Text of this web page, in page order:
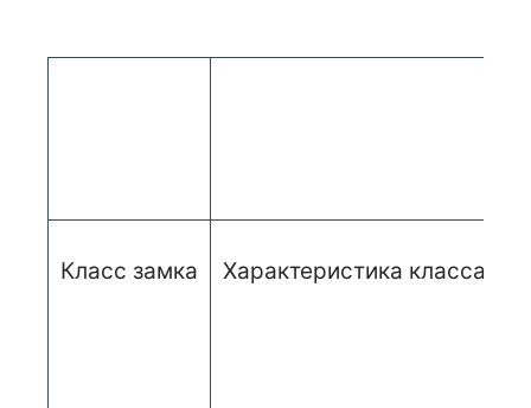
Класс замка Характеристика класса